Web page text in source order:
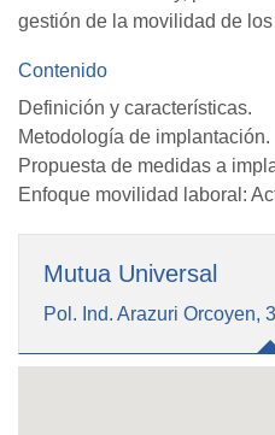
gestión de la movilidad de
Contenido
Definición y características.
Metodología de implantación.
Propuesta de medidas a
Enfoque movilidad laboral:
Mutua Universal
Pol. Ind. Arazuri Orcoyen,